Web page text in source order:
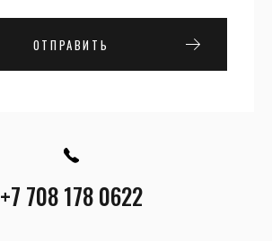
ОТПРАВИТЬ
+7 708 178 0622